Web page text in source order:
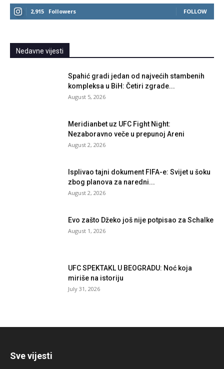
2,915 Followers FOLLOW
Nedavne vijesti
Spahić gradi jedan od najvećih stambenih
kompleksa u BiH: Četiri zgrade...
August 5, 2026
Meridianbet uz UFC Fight Night:
Nezaboravno veče u prepunoj Areni
August 2, 2026
Isplivao tajni dokument FIFA-e: Svijet u šoku
zbog planova za naredni...
August 2, 2026
Evo zašto Džeko još nije potpisao za Schalke
August 1, 2026
UFC SPEKTAKL U BEOGRADU: Noć koja
miriše na istoriju
July 31, 2026
Sve vijesti